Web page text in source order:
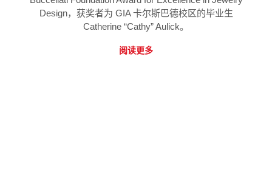
Design，获奖者为 GIA 卡尔斯巴德校区的毕业生
Catherine “Cathy” Aulick。
阅读更多